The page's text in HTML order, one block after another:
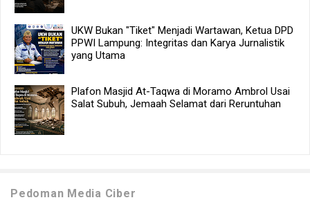
UKW Bukan "Tiket" Menjadi Wartawan, Ketua DPD
PPWI Lampung: Integritas dan Karya Jurnalistik
yang Utama
Plafon Masjid At-Taqwa di Moramo Ambrol Usai
Salat Subuh, Jemaah Selamat dari Reruntuhan
Pedoman Media Ciber